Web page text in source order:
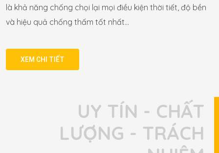
là khả năng chống chọi lại mọi điều kiện thời tiết, độ bền
và hiệu quả chống thấm tốt nhất…
XEM CHI TIẾT
UY TÍN - CHẤT
LƯỢNG - TRÁCH